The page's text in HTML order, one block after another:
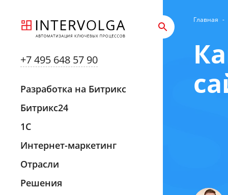
+7 495 648 57 90
Разработка на Битрикс
Битрикс24
1С
Интернет-маркетинг
Отрасли
Решения
Главная -